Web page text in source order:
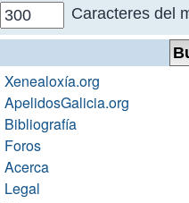
Caracteres del
Xenealoxía.org
ApelidosGalicia.org
Bibliografía
Foros
Acerca
Legal